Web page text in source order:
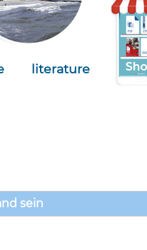
literature
sein